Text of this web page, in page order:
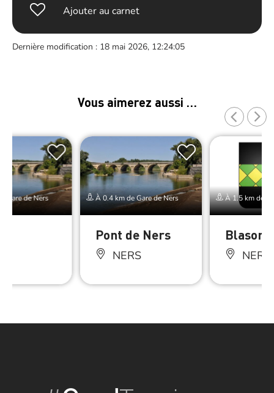
Ajouter au carnet
Dernière modification : 18 mai 2026, 12:24:05
Vous aimerez aussi …
Gare de Ners À 0.4 km de Gare de Ners
Pont de Ners
NERS
À 1.5 km de
Blason
NERS